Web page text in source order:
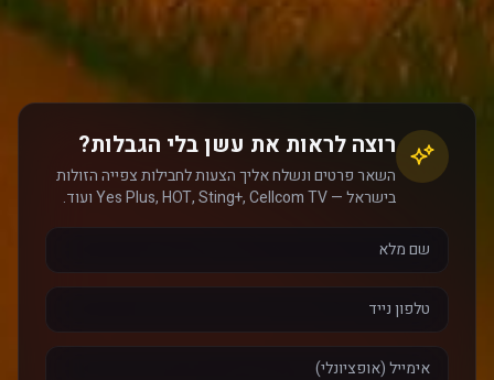
רוצה לראות את עשן בלי הגבלות?
השאר פרטים ונשלח אליך הצעות לחבילות צפייה הזולות
בישראל — Yes Plus, HOT, Sting+, Cellcom TV ועוד.